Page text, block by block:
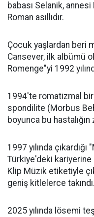
babası Selanik,
Roman asıllıdır.
Çocuk yaşlardan beri
Cansever, ilk albümü
Romenge"yi 1992
1994'te romatizmal
spondilite (Morbus
boyunca bu hastalığın
1997 yılında
Türkiye'deki kariyerine
Klip Müzik etiketiyle
geniş kitlelerce takındı.
2025 yılında lösemi